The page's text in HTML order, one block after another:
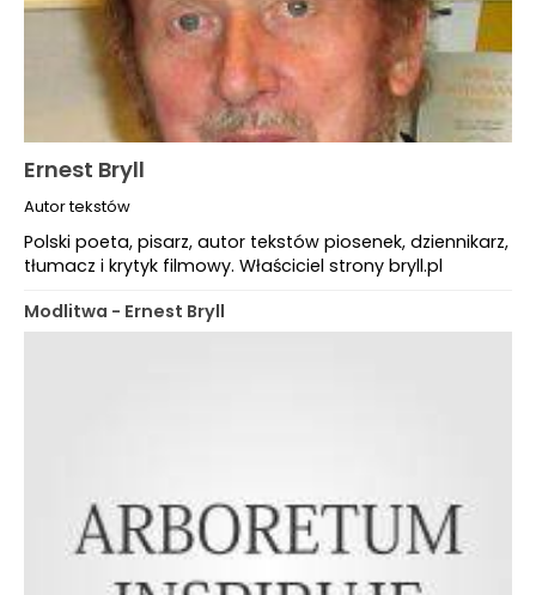
Ernest Bryll
Autor tekstów
Polski poeta, pisarz, autor tekstów piosenek, dziennikarz,
tłumacz i krytyk filmowy. Właściciel strony bryll.pl
Modlitwa - Ernest Bryll